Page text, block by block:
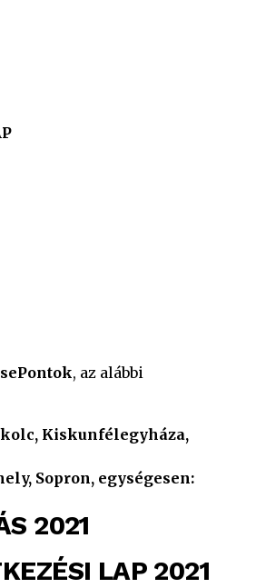
, az alábbi
Kiskunfélegyháza,
Sopron, egységesen:
2021
LAP 2021